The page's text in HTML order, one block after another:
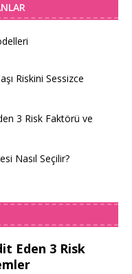
Riskini Sessizce
3 Risk Faktörü ve
Nasıl Seçilir?
Eden 3 Risk